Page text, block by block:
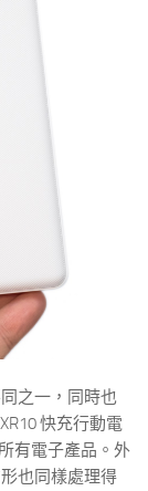
之一，同時也
快充行動電
有電子產品。外
也同樣處理得